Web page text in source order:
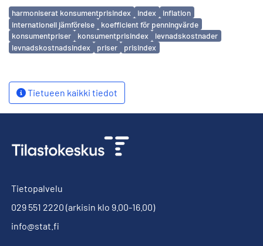
Avainsanat
harmoniserat konsumentprisindex index
inflation
internationell jämförelse
koefficient för penningvärde
konsumentpriser
konsumentprisindex
levnadskostnader
levnadskostnadsindex
priser prisindex
Tietueen kaikki tiedot
Tietopalvelu
029 551 2220 (arkisin klo 9.00-16.00)
info@stat.fi